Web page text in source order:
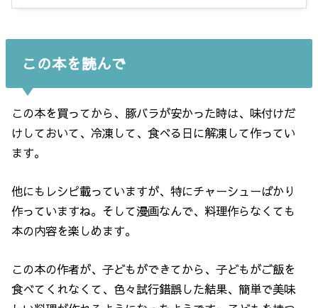
この本を読んで
この本を買ってから、豚バラが安かった時は、味付けだ
けしておいて、冷凍して、食べる日に解凍して作ってい
ます。
他にもレシピ載っていますが、特にチャーシューばかり
作っていますね。そして漫画なんで、料理作らなくても
本の内容を楽しめます。
この本の作者が、子どもができてから、子どもがご飯を
食べてくれなくて、色々試行錯誤した結果、簡単で美味